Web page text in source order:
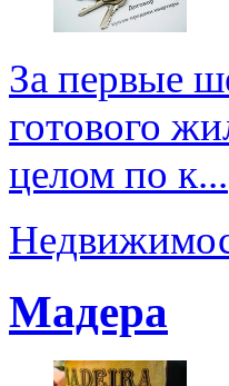
За первые
готового
целом по к...
Мадера